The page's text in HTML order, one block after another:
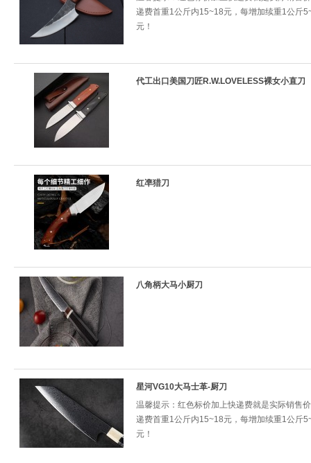
递费首重1公斤内15~18元，每增加续重1公斤
元！
代工出口美国刀匠R.W.LOVELESS裸女小直刀
红凖猎刀
八角柄大马小厨刀
星河VG10大马士革-厨刀
温馨提示：红色标价加上快递费就是实际销售
递费首重1公斤内15~18元，每增加续重1公斤
元！